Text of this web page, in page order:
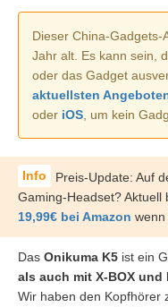
Dieser China-
Jahr alt. Es kann sein,
oder das Gadget
aktuellsten
oder iOS , um kein
Preis-Update: Auf
Gaming-Headset?
19,99€ bei Amazon wenn
Das Onikuma K5 ist ein
als auch mit X-BOX und
Wir haben den Kopfhörer